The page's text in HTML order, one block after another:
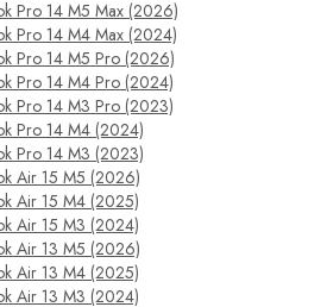
Pro 14 M5 Max (2026)
Pro 14 M4 Max (2024)
Pro 14 M5 Pro (2026)
Pro 14 M4 Pro (2024)
Pro 14 M3 Pro (2023)
Pro 14 M4 (2024)
Pro 14 M3 (2023)
Air 15 M5 (2026)
Air 15 M4 (2025)
Air 15 M3 (2024)
Air 13 M5 (2026)
Air 13 M4 (2025)
Air 13 M3 (2024)